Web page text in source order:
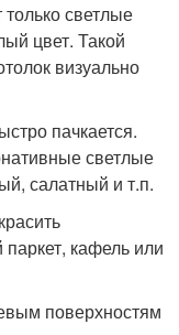
светлые
цвет. Такой
визуально
пачкается.
светлые
салатный и т.п.
кафель или
поверхностям